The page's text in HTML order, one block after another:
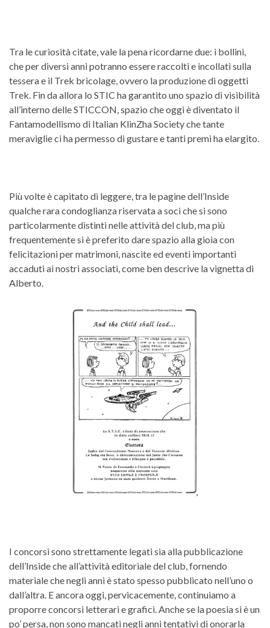
Tra le curiosità citate, vale la pena ricordarne due: i bollini,
che per diversi anni potranno essere raccolti e incollati sulla
tessera e il Trek bricolage, ovvero la produzione di oggetti
Trek. Fin da allora lo STIC ha garantito uno spazio di visibilità
all’interno delle STICCON, spazio che oggi è diventato il
Fantamodellismo di Italian KlinZha Society che tante
meraviglie ci ha permesso di gustare e tanti premi ha elargito.
Più volte è capitato di leggere, tra le pagine dell’Inside
qualche rara condoglianza riservata a soci che si sono
particolarmente distinti nelle attività del club, ma più
frequentemente si è preferito dare spazio alla gioia con
felicitazioni per matrimoni, nascite ed eventi importanti
accaduti ai nostri associati, come ben descrive la vignetta di
Alberto.
I concorsi sono strettamente legati sia alla pubblicazione
dell’Inside che all’attività editoriale del club, fornendo
materiale che negli anni è stato spesso pubblicato nell’uno o
dall’altra. E ancora oggi, pervicacemente, continuiamo a
proporre concorsi letterari e grafici. Anche se la poesia si è un
po’ persa, non sono mancati negli anni tentativi di onorarla